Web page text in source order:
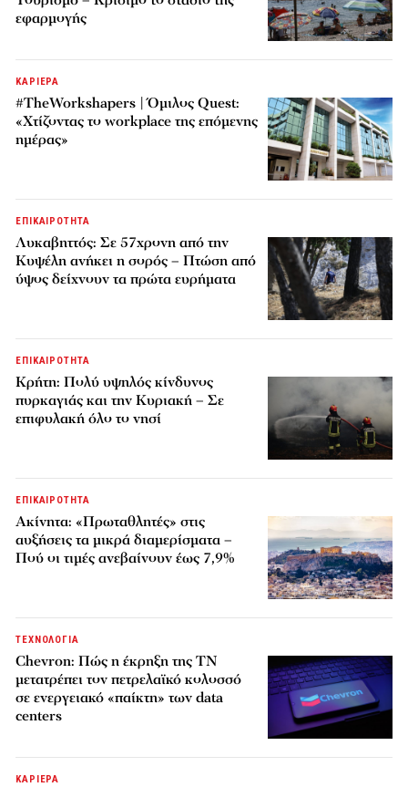
εφαρμογής
ΚΑΡΙΕΡΑ
#TheWorkshapers | Όμιλος Quest:
«Χτίζοντας το workplace της επόμενης
ημέρας»
ΕΠΙΚΑΙΡΟΤΗΤΑ
Λυκαβηττός: Σε 57χρονη από την
Κυψέλη ανήκει η σορός – Πτώση από
ύψος δείχνουν τα πρώτα ευρήματα
ΕΠΙΚΑΙΡΟΤΗΤΑ
Κρήτη: Πολύ υψηλός κίνδυνος
πυρκαγιάς και την Κυριακή – Σε
επιφυλακή όλο το νησί
ΕΠΙΚΑΙΡΟΤΗΤΑ
Ακίνητα: «Πρωταθλητές» στις
αυξήσεις τα μικρά διαμερίσματα –
Πού οι τιμές ανεβαίνουν έως 7,9%
ΤΕΧΝΟΛΟΓΙΑ
Chevron: Πώς η έκρηξη της ΤΝ
μετατρέπει τον πετρελαϊκό κολοσσό
σε ενεργειακό «παίκτη» των data
centers
ΚΑΡΙΕΡΑ